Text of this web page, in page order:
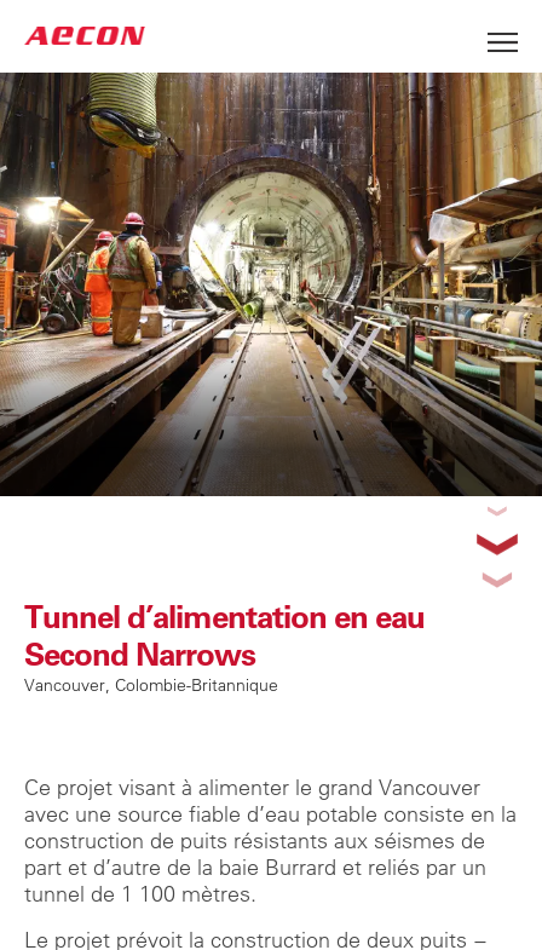
Tunnel d’alimentation en eau
Second Narrows
Vancouver, Colombie-Britannique
Ce projet visant à alimenter le grand Vancouver
avec une source fiable d’eau potable consiste en la
construction de puits résistants aux séismes de
part et d’autre de la baie Burrard et reliés par un
tunnel de 1 100 mètres.
Le projet prévoit la construction de deux puits −